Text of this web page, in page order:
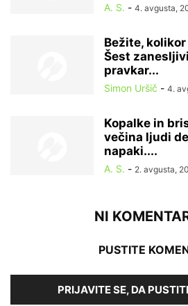
A. S. - 4. avgusta,
Bežite,
Šest
pravkar...
Simon Uršič - 4.
Kopalke in
večina ljudi
napaki....
A. S. - 2. avgusta,
NI
PUSTITE
PRIJAVITE SE, DA